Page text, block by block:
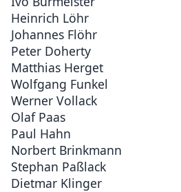
Heinrich Löhr
Johannes Flöhr
Peter Doherty
Matthias Herget
Wolfgang Funkel
Werner Vollack
Olaf Paas
Paul Hahn
Norbert Brinkmann
Stephan Paßlack
Dietmar Klinger